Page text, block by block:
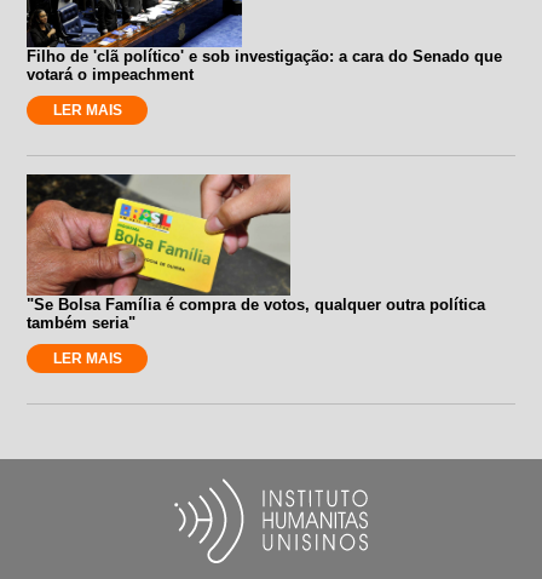
Filho de 'clã político' e sob investigação: a cara do Senado que
votará o impeachment
LER MAIS
"Se Bolsa Família é compra de votos, qualquer outra política
também seria"
LER MAIS